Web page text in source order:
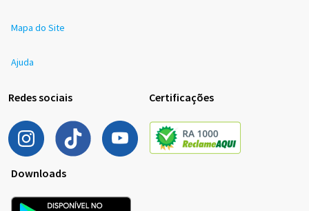
Mapa do Site
Ajuda
Redes sociais Certificações
Downloads